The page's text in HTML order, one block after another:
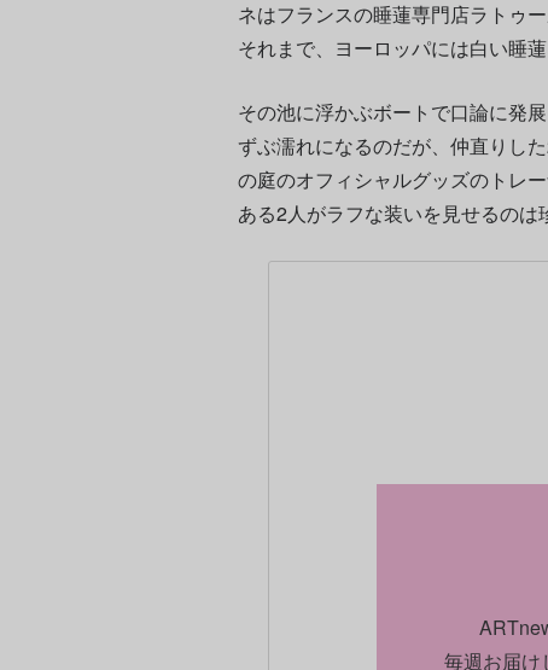
ネはフランスの睡蓮専門店ラトゥ
それまで、ヨーロッパには白い睡
その池に浮かぶボートで口論に発
ずぶ濡れになるのだが、仲直りし
の庭のオフィシャルグッズのトレ
ある2人がラフな装いを見せるのは
毎週お届け